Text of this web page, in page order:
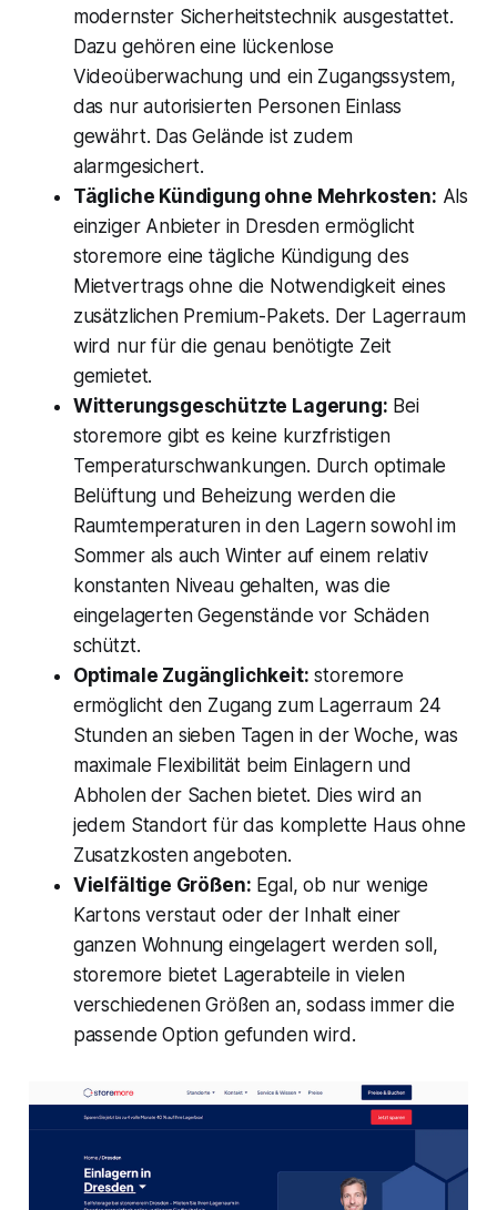
modernster Sicherheitstechnik ausgestattet.
Dazu gehören eine lückenlose
Videoüberwachung und ein Zugangssystem,
das nur autorisierten Personen Einlass
gewährt. Das Gelände ist zudem
alarmgesichert.
Tägliche Kündigung ohne Mehrkosten: Als
einziger Anbieter in Dresden ermöglicht
storemore eine tägliche Kündigung des
Mietvertrags ohne die Notwendigkeit eines
zusätzlichen Premium-Pakets. Der Lagerraum
wird nur für die genau benötigte Zeit
gemietet.
Witterungsgeschützte Lagerung: Bei
storemore gibt es keine kurzfristigen
Temperaturschwankungen. Durch optimale
Belüftung und Beheizung werden die
Raumtemperaturen in den Lagern sowohl im
Sommer als auch Winter auf einem relativ
konstanten Niveau gehalten, was die
eingelagerten Gegenstände vor Schäden
schützt.
Optimale Zugänglichkeit: storemore
ermöglicht den Zugang zum Lagerraum 24
Stunden an sieben Tagen in der Woche, was
maximale Flexibilität beim Einlagern und
Abholen der Sachen bietet. Dies wird an
jedem Standort für das komplette Haus ohne
Zusatzkosten angeboten.
Vielfältige Größen: Egal, ob nur wenige
Kartons verstaut oder der Inhalt einer
ganzen Wohnung eingelagert werden soll,
storemore bietet Lagerabteile in vielen
verschiedenen Größen an, sodass immer die
passende Option gefunden wird.